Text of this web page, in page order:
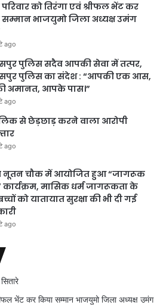
परिवार को तिरंगा एवं श्रीफल भेंट कर
सम्मान भाजयुमो जिला अध्यक्ष उमंग
ago
पुलिस सदैव आपकी सेवा में तत्पर,
पुलिस का संदेश : “आपकी एक आस,
अमानत, आपके पास।”
ago
से छेड़छाड़ करने वाला आरोपी
ago
चौक में आयोजित हुआ “जागरूक
कार्यक्रम, मासिक धर्म जागरूकता के
को यातायात सुरक्षा की भी दी गई
ago
भेंट कर किया सम्मान भाजयुमो जिला अध्यक्ष उमंग